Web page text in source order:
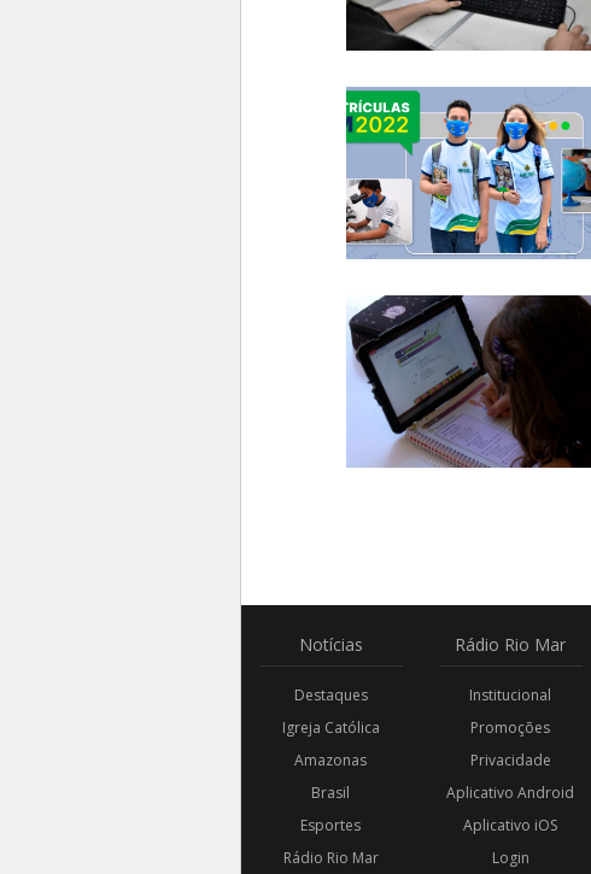
Notícias
Destaques
Igreja Católica
Amazonas
Brasil
Esportes
Rádio Rio Mar
Rádio Rio Mar
Institucional
Promoções
Privacidade
Aplicativo Android
Aplicativo iOS
Login